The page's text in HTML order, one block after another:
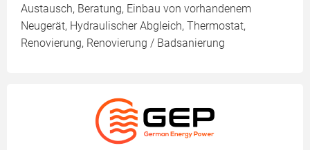
Austausch, Beratung, Einbau von vorhandenem
Neugerät, Hydraulischer Abgleich, Thermostat,
Renovierung, Renovierung / Badsanierung